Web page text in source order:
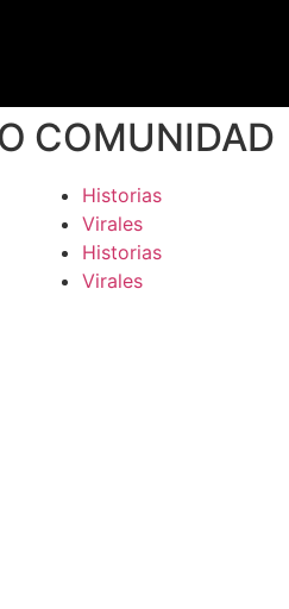
COMUNIDAD
Historias
Virales
Historias
Virales